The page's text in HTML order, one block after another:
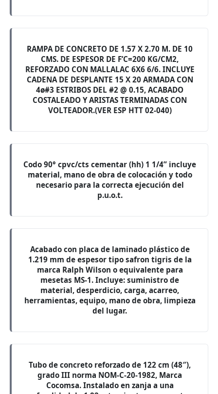
RAMPA DE CONCRETO DE 1.57 X 2.70 M. DE 10
CMS. DE ESPESOR DE F’C=200 KG/CM2,
REFORZADO CON MALLALAC 6X6 6/6. INCLUYE
CADENA DE DESPLANTE 15 X 20 ARMADA CON
4ø#3 ESTRIBOS DEL #2 @ 0.15, ACABADO
COSTALEADO Y ARISTAS TERMINADAS CON
VOLTEADOR.(VER ESP HTT 02-040)
Codo 90° cpvc/cts cementar (hh) 1 1/4” incluye
material, mano de obra de colocación y todo
necesario para la correcta ejecución del
p.u.o.t.
Acabado con placa de laminado plástico de
1.219 mm de espesor tipo safron tigris de la
marca Ralph Wilson o equivalente para
mesetas MS-1. Incluye: suministro de
material, desperdicio, carga, acarreo,
herramientas, equipo, mano de obra, limpieza
del lugar.
Tubo de concreto reforzado de 122 cm (48″),
grado III norma NOM-C-20-1982, Marca
Cocomsa. Instalado en zanja a una